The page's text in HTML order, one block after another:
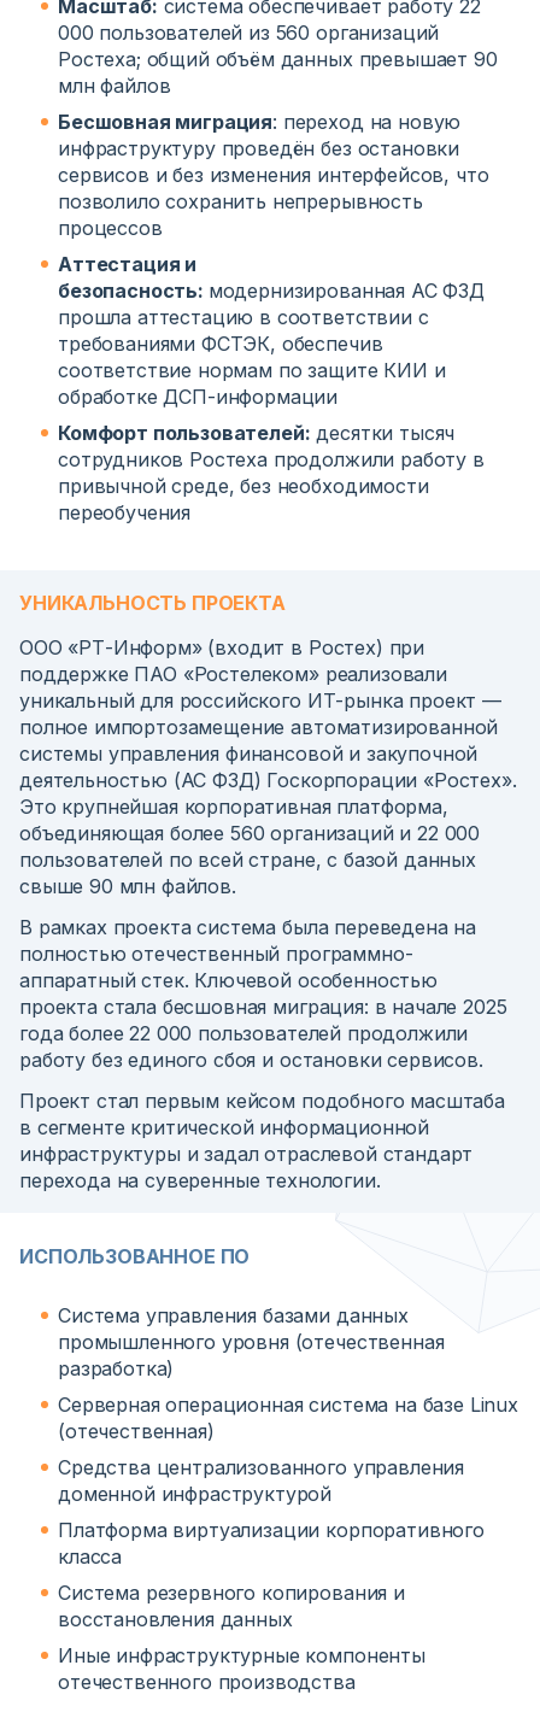
Масштаб: система обеспечивает работу 22
000 пользователей из 560 организаций
Ростеха; общий объём данных превышает 90
млн файлов
Бесшовная миграция: переход на новую
инфраструктуру проведён без остановки
сервисов и без изменения интерфейсов, что
позволило сохранить непрерывность
процессов
Аттестация и
безопасность: модернизированная АС ФЗД
прошла аттестацию в соответствии с
требованиями ФСТЭК, обеспечив
соответствие нормам по защите КИИ и
обработке ДСП-информации
Комфорт пользователей: десятки тысяч
сотрудников Ростеха продолжили работу в
привычной среде, без необходимости
переобучения
УНИКАЛЬНОСТЬ ПРОЕКТА
ООО «РТ-Информ» (входит в Ростех) при
поддержке ПАО «Ростелеком» реализовали
уникальный для российского ИТ-рынка проект —
полное импортозамещение автоматизированной
системы управления финансовой и закупочной
деятельностью (АС ФЗД) Госкорпорации «Ростех».
Это крупнейшая корпоративная платформа,
объединяющая более 560 организаций и 22 000
пользователей по всей стране, с базой данных
свыше 90 млн файлов.
В рамках проекта система была переведена на
полностью отечественный программно-
аппаратный стек. Ключевой особенностью
проекта стала бесшовная миграция: в начале 2025
года более 22 000 пользователей продолжили
работу без единого сбоя и остановки сервисов.
Проект стал первым кейсом подобного масштаба
в сегменте критической информационной
инфраструктуры и задал отраслевой стандарт
перехода на суверенные технологии.
ИСПОЛЬЗОВАННОЕ ПО
Система управления базами данных
промышленного уровня (отечественная
разработка)
Серверная операционная система на базе Linux
(отечественная)
Средства централизованного управления
доменной инфраструктурой
Платформа виртуализации корпоративного
класса
Система резервного копирования и
восстановления данных
Иные инфраструктурные компоненты
отечественного производства